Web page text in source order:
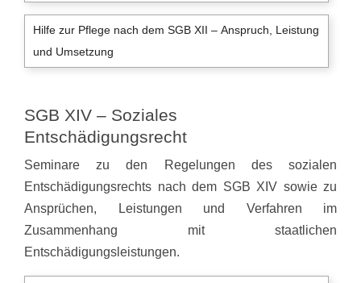
Hilfe zur Pflege nach dem SGB XII – Anspruch, Leistung
und Umsetzung
SGB XIV – Soziales
Entschädigungsrecht
Seminare zu den Regelungen des sozialen
Entschädigungsrechts nach dem SGB XIV sowie zu
Ansprüchen, Leistungen und Verfahren im
Zusammenhang mit staatlichen
Entschädigungsleistungen.